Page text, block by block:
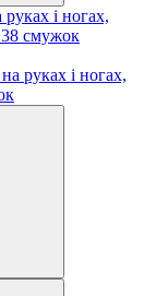
руках і ногах,
смужок